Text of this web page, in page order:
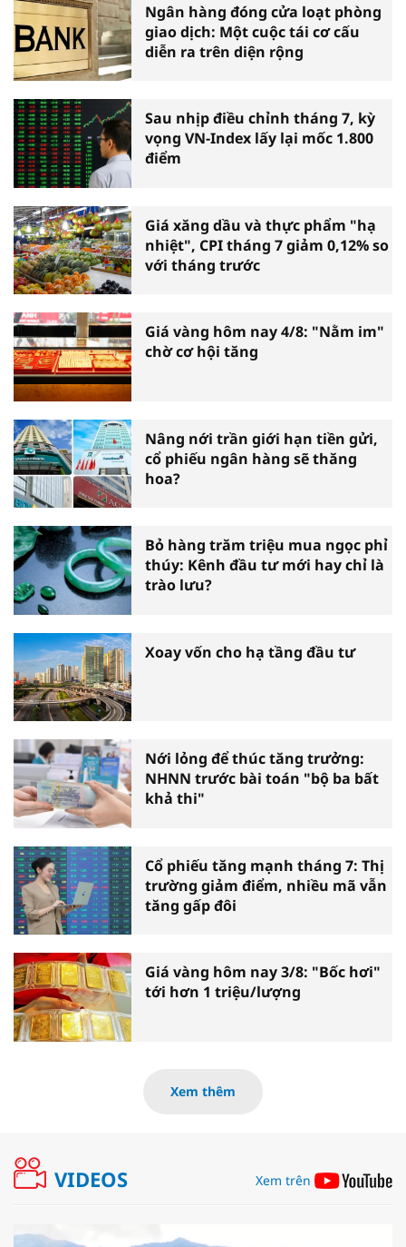
Ngân hàng đóng cửa loạt phòng
giao dịch: Một cuộc tái cơ cấu
diễn ra trên diện rộng
Sau nhịp điều chỉnh tháng 7, kỳ
vọng VN-Index lấy lại mốc 1.800
điểm
Giá xăng dầu và thực phẩm "hạ
nhiệt", CPI tháng 7 giảm 0,12% so
với tháng trước
Giá vàng hôm nay 4/8: "Nằm im"
chờ cơ hội tăng
Nâng nới trần giới hạn tiền gửi,
cổ phiếu ngân hàng sẽ thăng
hoa?
Bỏ hàng trăm triệu mua ngọc phỉ
thúy: Kênh đầu tư mới hay chỉ là
trào lưu?
Xoay vốn cho hạ tầng đầu tư
Nới lỏng để thúc tăng trưởng:
NHNN trước bài toán "bộ ba bất
khả thi"
Cổ phiếu tăng mạnh tháng 7: Thị
trường giảm điểm, nhiều mã vẫn
tăng gấp đôi
Giá vàng hôm nay 3/8: "Bốc hơi"
tới hơn 1 triệu/lượng
Xem thêm
VIDEOS Xem trên